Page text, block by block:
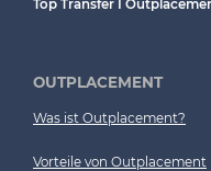
Top Transfer I
OUTPLACEMENT
Was ist Outplacement?
Vorteile von Outplacement